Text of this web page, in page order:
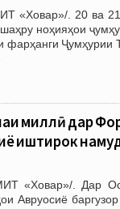
«Ховар»/. 20 ва
ноҳияҳои
фарҳанги
миллӣ дар
иштирок
«Ховар»/. Дар
Авруосиё